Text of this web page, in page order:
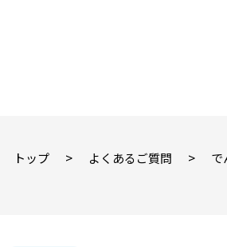
トップ > よくあるご質問 > で